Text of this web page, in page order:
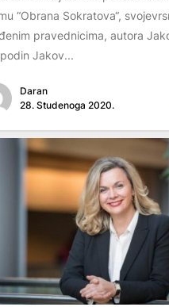
“Obrana Sokratova“,
pravednicima, autora
Jakov...
Daran
28. Studenoga 2020.